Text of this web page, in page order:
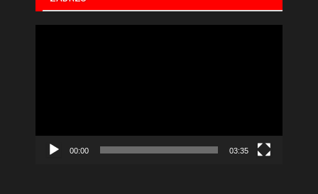
00:00 03:35